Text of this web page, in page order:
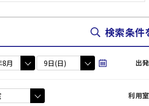
検索条件
出
利用